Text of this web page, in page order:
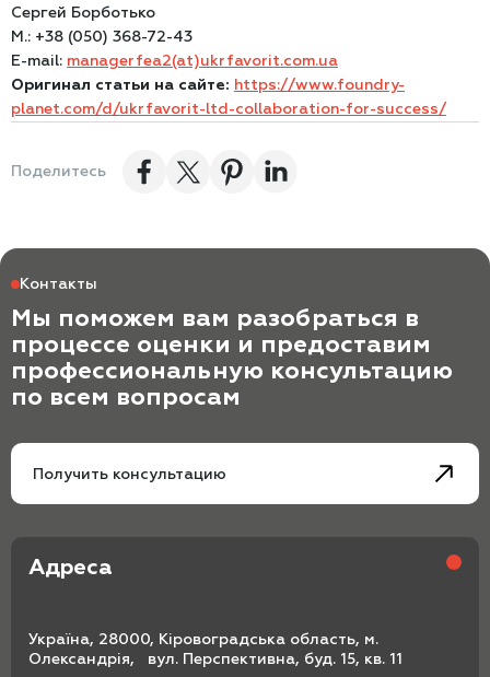
Сергей Борботько
М.: +38 (050) 368-72-43
E-mail: managerfea2(at)ukrfavorit.com.ua
Оригинал статьи на сайте: https://www.foundry-
planet.com/d/ukrfavorit-ltd-collaboration-for-success/
Поделитесь
Контакты
Мы поможем вам разобраться в
процессе оценки и предоставим
профессиональную консультацию
по всем вопросам
Получить консультацию
Адреса
Україна, 28000, Кіровоградська область, м.
Олександрія, вул. Перспективна, буд. 15, кв. 11